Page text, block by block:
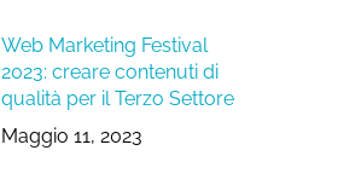
Web Marketing Festival
2023: creare contenuti di
qualità per il Terzo Settore
Maggio 11, 2023